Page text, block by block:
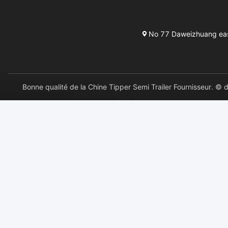
No 77 Daweizhuang
Bonne qualité de la Chine Tipper Semi Trailer Fournisseur. ©